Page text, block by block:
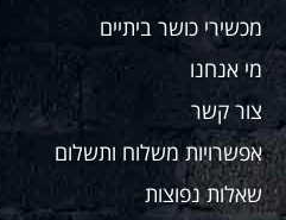
מכשירי כושר ביתיים
מי אנחנו
צור קשר
אפשרויות משלוח ותשלום
שאלות נפוצות